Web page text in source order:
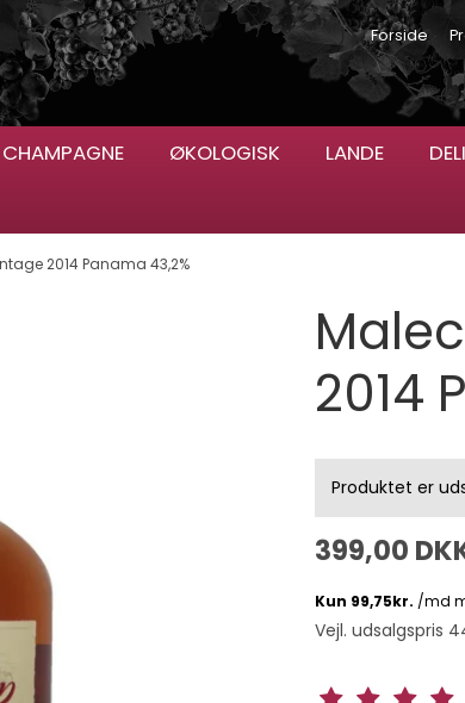
Forside
CHAMPAGNE ØKOLOGISK LANDE
2014 Panama 43,2%
2014
Produktet er
399,00
Vejl. udsalgspris